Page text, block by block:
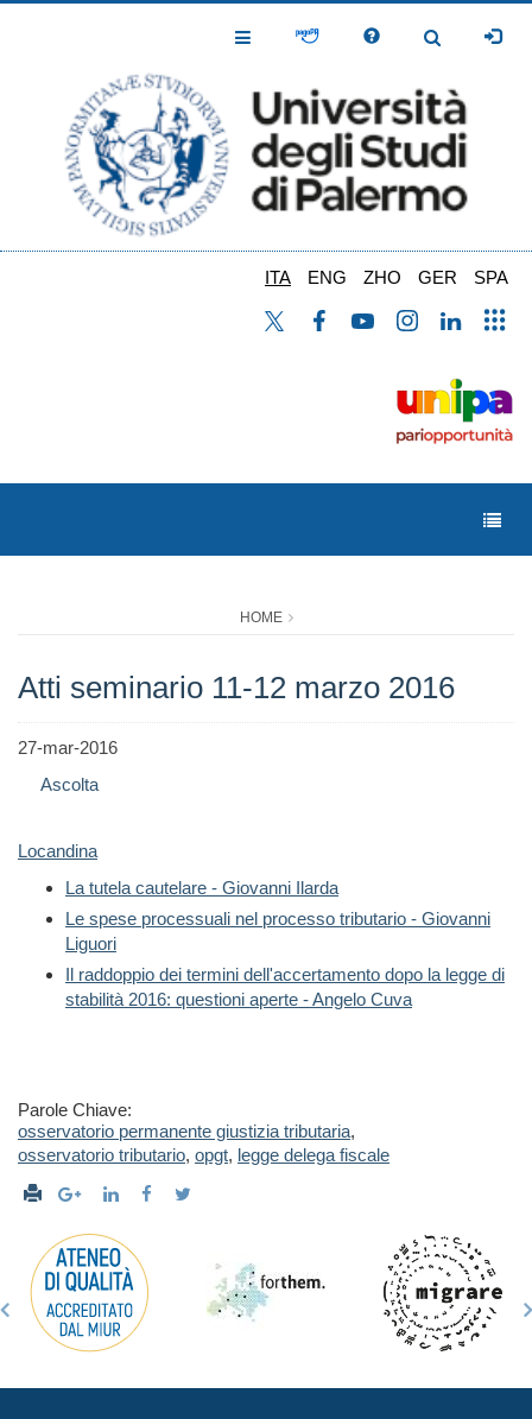
Toggle
Toggle
ITA ENG ZHO GER SPA
HOME
Atti seminario 11-12 marzo 2016
27-mar-2016
Ascolta
Locandina
La tutela cautelare - Giovanni Ilarda
Le spese processuali nel processo tributario - Giovanni
Liguori
Il raddoppio dei termini dell'accertamento dopo la legge di
stabilità 2016: questioni aperte - Angelo Cuva
Parole Chiave:
osservatorio permanente giustizia tributaria,
osservatorio tributario, opgt, legge delega fiscale